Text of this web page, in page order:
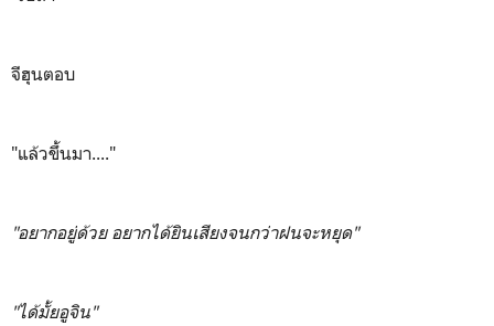
จีฮุนตอบ
"แล้วขึ้นมา...."
"อยากอยู่ด้วย อยากได้ยินเสียงจนกว่าฝนจะหยุด"
"ได้มั้ยอูจิน"